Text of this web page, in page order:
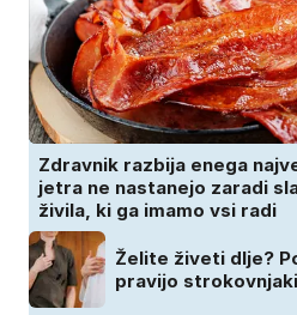
Zdravnik razbija enega
jetra ne nastanejo zaradi
živila, ki ga imamo vsi radi
Želite živeti dlje?
pravijo strokovnjaki